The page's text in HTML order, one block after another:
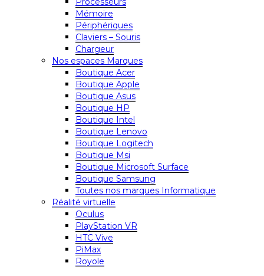
Mémoire
Périphériques
Claviers – Souris
Chargeur
Nos espaces Marques
Boutique Acer
Boutique Apple
Boutique Asus
Boutique HP
Boutique Intel
Boutique Lenovo
Boutique Logitech
Boutique Msi
Boutique Microsoft Surface
Boutique Samsung
Toutes nos marques Informatique
Réalité virtuelle
Oculus
PlayStation VR
HTC Vive
PiMax
Royole